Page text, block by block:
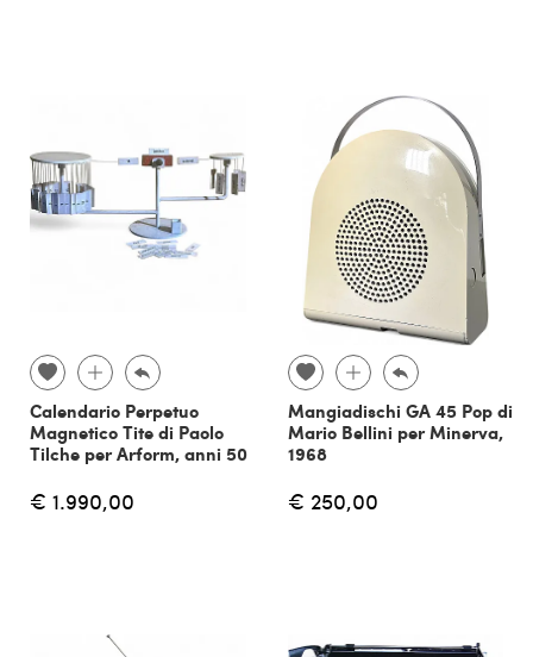
Calendario Perpetuo
Magnetico Tite di Paolo
Tilche per Arform, anni 50
€ 1.990,00
Mangiadischi GA 45 Pop di
Mario Bellini per Minerva,
1968
€ 250,00